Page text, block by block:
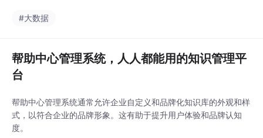
aaS互联网基因的公
配套的20多套帮助中心
模板可供使用，完美支
持PC、H5和小程序三
中心的规划契合度非常
高，另外它可以免开发
直接应用，后台管理和
#大数据
帮助中心管理系统，人人都能用的知识管理平
台
帮助中心管理系统通常允许企业自定义和品牌化知识库的外观和样
式，以符合企业的品牌形象。这有助于提升用户体验和品牌认知
度。